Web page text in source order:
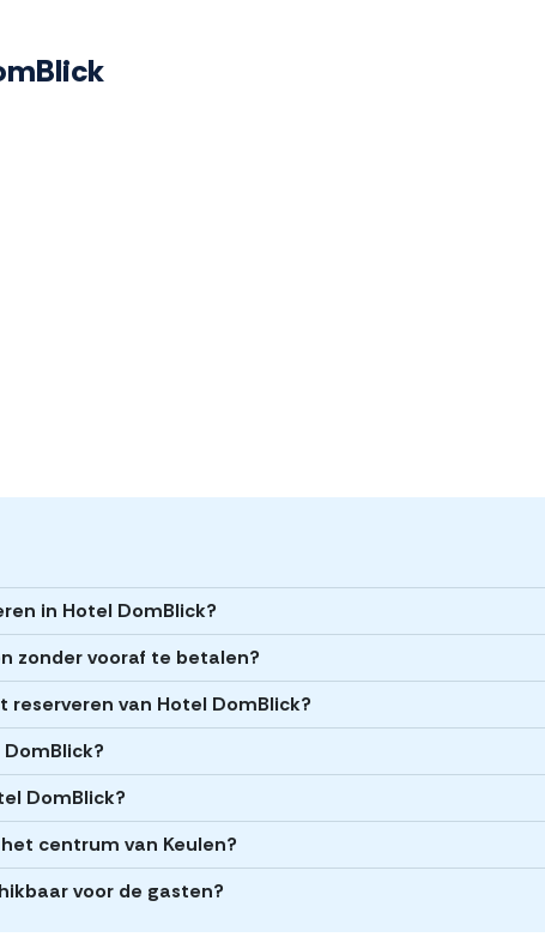
in Hotel DomBlick?
zonder vooraf te betalen?
reserveren van Hotel DomBlick?
DomBlick?
centrum van Keulen?
voor de gasten?